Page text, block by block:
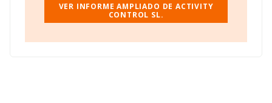
La sociedad españolaActivity Control S.L, con CIF
B66094137, está situada en Lugar Costa Da Zapateira
Galicia.
VER INFORME AMPLIADO DE ACTIVITY
CONTROL SL.